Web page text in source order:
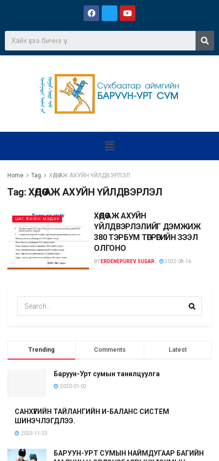
Home Tag ХӨДӨӨ АЖ АХУЙН ҮЙЛДВЭРЛЭЛ
Tag: ХӨДӨӨ АЖ АХУЙН ҮЙЛДВЭРЛЭЛ
ЦАГ ҮЕИЙН МЭДЭЭ
ХӨДӨӨ АЖ АХУЙН
ҮЙЛДВЭРЛЭЛИЙГ ДЭМЖИЖ
380 ТЭРБУМ ТӨГРӨГИЙН ЗЭЭЛ
ОЛГОНО
BY ERDENEPUREV SUGAR 2022-08-16
Trending Comments Latest
Баруун-Урт сумын танилцуулга
2020-01-02
САНХҮҮГИЙН ТАЙЛАНГИЙН И-БАЛАНС СИСТЕМ
ШИНЭЧЛЭГДЛЭЭ.
2023-11-23
БАРУУН-УРТ СУМЫН НАЙМДУГААР БАГИЙН